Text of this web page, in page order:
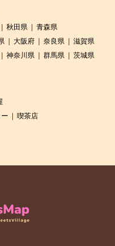
秋田県
青森県
大阪府 奈良県
滋賀県
神奈川県 群馬県 茨城県
喫茶店